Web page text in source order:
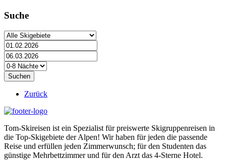
Suche
Zurück
Tom-Skireisen ist ein Spezialist für preiswerte Skigruppenreisen in
die Top-Skigebiete der Alpen! Wir haben für jeden die passende
Reise und erfüllen jeden Zimmerwunsch; für den Studenten das
günstige Mehrbettzimmer und für den Arzt das 4-Sterne Hotel.